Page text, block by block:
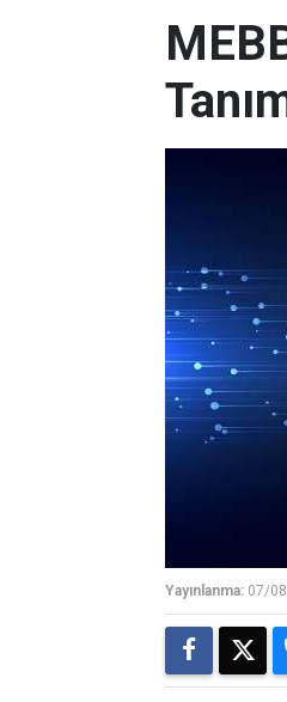
Yayınlanma: 07/